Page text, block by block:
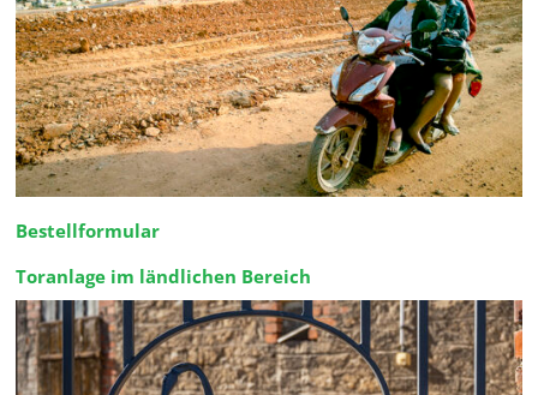
Bestellformular
Toranlage im ländlichen Bereich